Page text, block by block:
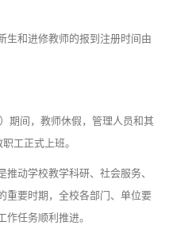
生和进修教师的报到注册时间由
期间，教师休假，管理人员和其
工正式上班。
动学校教学科研、社会服务、
重要时期，全校各部门、单位要
任务顺利推进。